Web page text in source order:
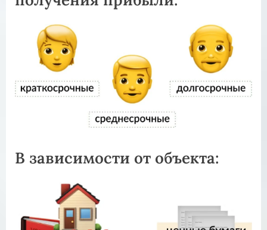
В зависимости от объекта: